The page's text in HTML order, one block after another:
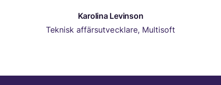
Karolina Levinson
Teknisk affärsutvecklare, Multisoft